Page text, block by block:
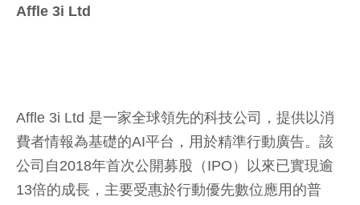
Affle 3i Ltd
Affle 3i Ltd 是一家全球領先的科技公司，提供以消
費者情報為基礎的AI平台，用於精準行動廣告。該
公司自2018年首次公開募股（IPO）以來已實現逾
13倍的成長，主要受惠於行動優先數位應用的普